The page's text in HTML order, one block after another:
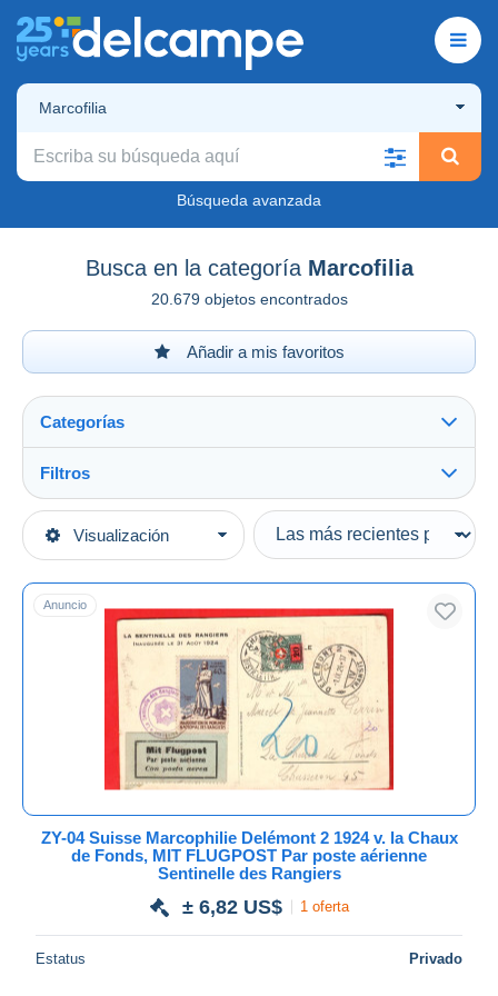
Marcofilia
Búsqueda avanzada
Busca en la categoría Marcofilia
20.679 objetos encontrados
Añadir a mis favoritos
Visualización
Categorías
Categorías principales
Europa
Marcofilia
Filtros
Tipo de venta
Activas
Subasta con ofertas
Subastas sin pujas
Casa de subastas
Vendidos
Todas las duraciones
Cerrando dentro
De US$
Anuncio
ZY-04 Suisse Marcophilie Delémont 2 1924 v. la Chaux
de Fonds, MIT FLUGPOST Par poste aérienne
Sentinelle des Rangiers
± 6,82 US$ 1 oferta
Estatus Privado